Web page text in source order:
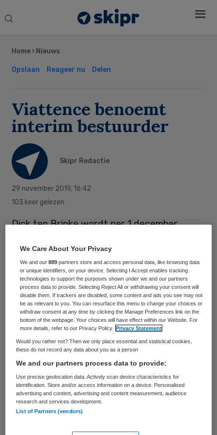
Search
Home › Nieuws
Opslaan Reageer nu Delen
Viattence benoemt
interim bestuurder
Skipr Redactie
29 november 2019, 16:42
103 keer gelezen
Dick ten Brinke wordt per 1 december
de taken over van Laurent de Vries, die is
overgestapt naar het Summa College voor
MBO opleidingen in de regio Eindhoven.
De belangrijkste opdracht voor Ten Brinke is
het helpen uitvoeren van het inmiddels
opgestelde Jaar- Kwaliteitsplan 2020. De
uitgezette koers wordt daarmee gewoon
voortgezet, zo laat de organisatie weten.
Ten Brinke is zijn loopbaan gestart als
psychiatrisch verpleegkundige heeft in het
Sidebar
We Care About Your Privacy
We and our889 partners store and access personal data, like browsing data
or unique identifiers, on your device. Selecting I Accept enables tracking
technologies to support the purposes shown under we and our partners
process data to provide. Selecting Reject All or withdrawing your consent will
disable them. If trackers are disabled, some content and ads you see may not
be as relevant to you. You can resurface this menu to change your choices or
withdraw consent at any time by clicking the Manage Preferences link on the
bottom of the webpage. Your choices will have effect within our Website. For
more details, refer to our Privacy Policy.
Privacy Statement
Would you rather not? Then we only place essential and statistical cookies,
these do not record any data about you as a person
We and our partners process data to provide:
Use precise geolocation data. Actively scan device characteristics for
identification. Store and/or access information on a device. Personalised
advertising and content, advertising and content measurement, audience
research and services development.
List of Partners (vendors)